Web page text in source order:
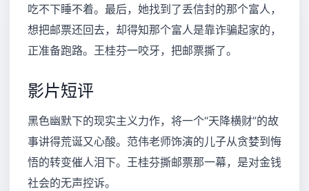
吃不下睡不着。最后，她找到了丢信封的那个富人，
想把邮票还回去，却得知那个富人是靠诈骗起家的，
正准备跑路。王桂芬一咬牙，把邮票撕了。
影片短评
黑色幽默下的现实主义力作，将一个“天降横财”的故
事讲得荒诞又心酸。范伟老师饰演的儿子从贪婪到悔
悟的转变催人泪下。王桂芬撕邮票那一幕，是对金钱
社会的无声控诉。